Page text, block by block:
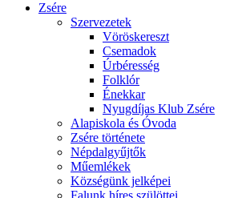
Zsére
Szervezetek
Vöröskereszt
Csemadok
Úrbéresség
Folklór
Énekkar
Nyugdíjas Klub Zsére
Alapiskola és Óvoda
Zsére története
Népdalgyűjtők
Műemlékek
Községünk jelképei
Falunk híres szülöttei